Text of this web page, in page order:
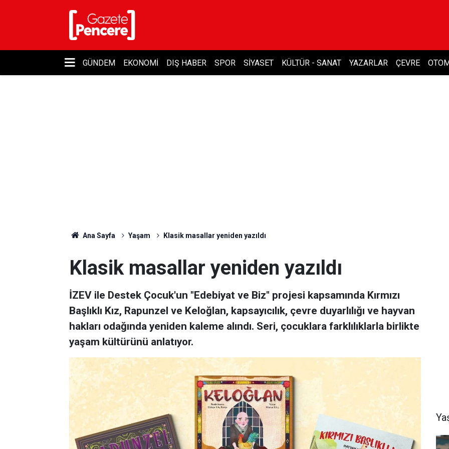
GÜNDEM EKONOMI DIŞ HABER SPOR SIYASET KÜLTÜR - SANAT YAZARLAR ÇEVRE
Ana Sayfa Yaşam Klasik masallar yeniden yazıldı
Klasik masallar yeniden yazıldı
İZEV ile Destek Çocuk'un "Edebiyat ve Biz" projesi kapsamında Kırmızı
Başlıklı Kız, Rapunzel ve Keloğlan, kapsayıcılık, çevre duyarlılığı ve hayvan
hakları odağında yeniden kaleme alındı. Seri, çocuklara farklılıklarla birlikte
yaşam kültürünü anlatıyor.